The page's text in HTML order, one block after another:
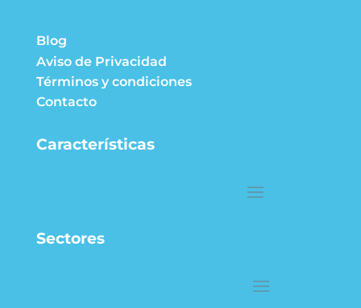
Blog
Aviso de Privacidad
Términos y condiciones
Contacto
Características
Sectores